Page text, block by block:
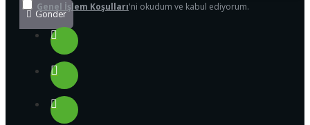
Gönder
Genel İşlem Koşulları'ni okudum ve kabul ediyorum.